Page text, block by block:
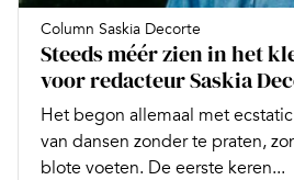
Column Saskia Decorte
Steeds méér zien in het
voor redacteur Saskia
Het begon allemaal met
van dansen zonder te praten,
blote voeten. De eerste keren...